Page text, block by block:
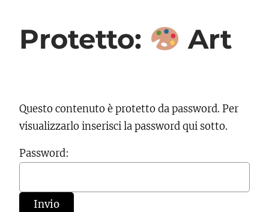
Protetto: Art
Questo contenuto è protetto da password. Per
visualizzarlo inserisci la password qui sotto.
Password: